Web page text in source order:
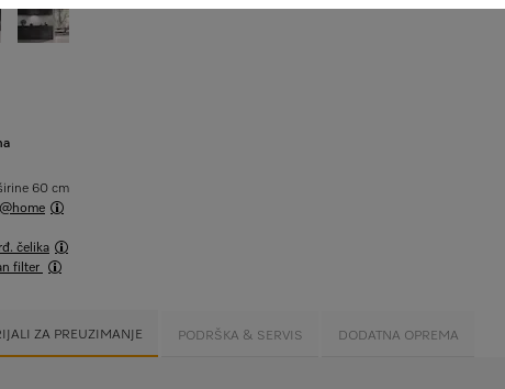
60 cm
čelika
filter
ZA PREUZIMANJE PODRŠKA & SERVIS DODATNA OPREMA